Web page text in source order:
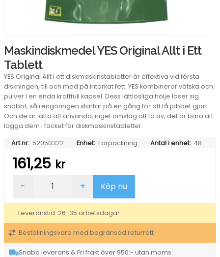
Maskindiskmedel YES Original Allt i Ett
Tablett
YES Original Allt i ett diskmaskinstabletter är effektiva vid första
diskningen, till och med på intorkat fett. YES kombinerar vätska och
pulver i en enda kraftfull kapsel. Dess lättlösliga hölje löser sig
snabbt, så rengöringen startar på en gång för att få jobbet gjort.
Och de är lätta att använda, inget omslag att ta av, det är bara att
lägga dem i facket för diskmaskinstabletter.
Art.nr: 52050322 Enhet: Förpackning Antal i enhet: 48
161,25 kr
YES
Allt
Ett
Tablett
mängd
- + Köp nu
Leveranstid: 26-35 arbetsdagar
Beställningsvara med begränsad returrätt
Snabb leverans & Fri frakt över 950:- utan moms.